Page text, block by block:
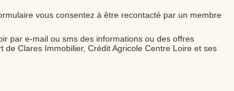
vous consentez à être recontacté par un membre
par e-mail ou sms des informations ou des offres
de Clares Immobilier, Crédit Agricole Centre Loire et ses